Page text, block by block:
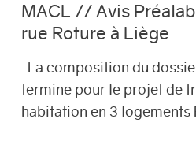
MACL // Avis
rue Roture à Liège
La composition du
termine pour le projet de
habitation en 3 logements